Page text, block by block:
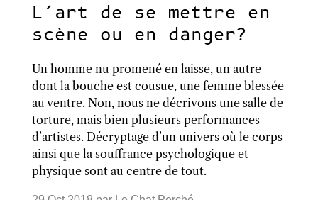
L’art de se mettre en
scène ou en danger?
Un homme nu promené en laisse, un autre
dont la bouche est cousue, une femme blessée
au ventre. Non, nous ne décrivons une salle de
torture, mais bien plusieurs performances
d’artistes. Décryptage d’un univers où le corps
ainsi que la souffrance psychologique et
physique sont au centre de tout.